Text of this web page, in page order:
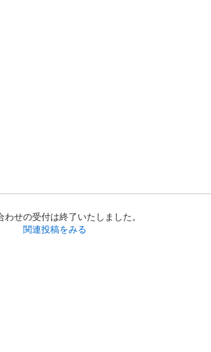
わせの受付は終了いたしました。
関連投稿をみる